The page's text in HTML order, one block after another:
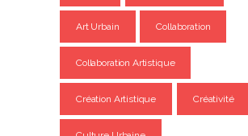
Art Urbain Collaboration
Collaboration Artistique
Création Artistique Créativité